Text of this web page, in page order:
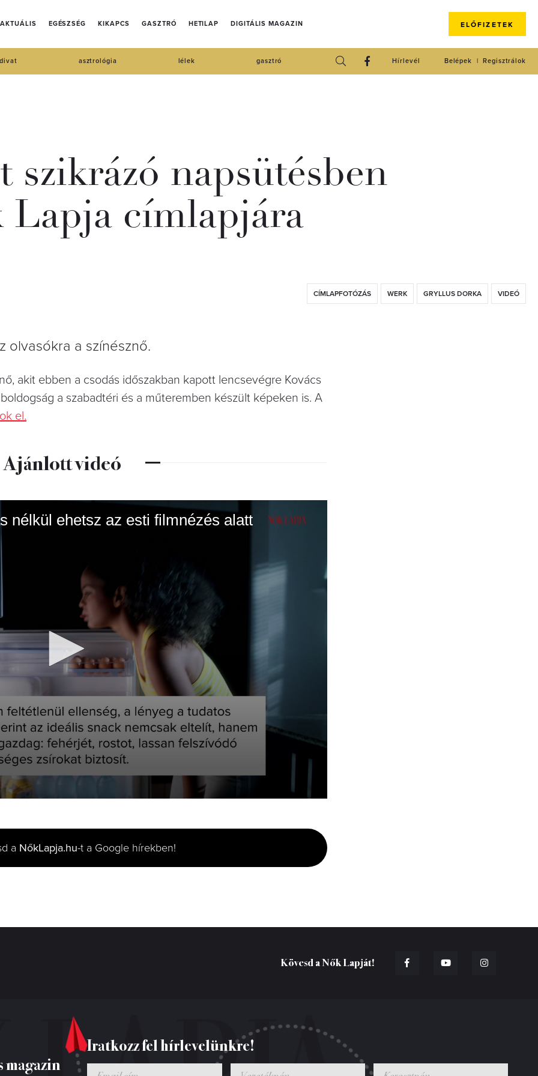
AKTUÁLIS EGÉSZSÉG KIKAPCS GASZTRÓ HETILAP DIGITÁLIS MAGAZIN ELŐFIZETEK
divat asztrológia lélek gasztró Regisztrálok
Belépek
Hírlevél
napsütésben
Lapja címlapjára
CÍMLAPFOTÓZÁS WERK GRYLLUS DORKA VIDEÓ
olvasókra a színésznő.
akit ebben a csodás időszakban kapott lencsevégre Kovács
a szabadtéri és a műteremben készült képeken is. A
el.
Ajánlott videó
nélkül ehetsz az esti filmnézés alatt
a NőkLapja.hu-t a Google hírekben!
Kövesd a Nők Lapját!
Iratkozz fel hírlevelünkre!